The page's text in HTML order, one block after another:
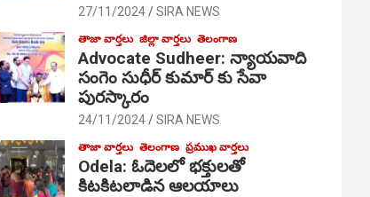
27/11/2024 SIRA NEWS
తాజా వార్తలు జిల్లా వార్తలు తెలంగాణ
Advocate Sudheer: న్యాయవాది
సంగెం సుధీర్ కుమార్ కు సేవా
పురస్కారం
24/11/2024 SIRA NEWS
తాజా వార్తలు తెలంగాణ ప్రముఖ వార్తలు
Odela: ఓదెల‌లో భక్తులతో
కిటకిటలాడిన ఆల‌యాలు